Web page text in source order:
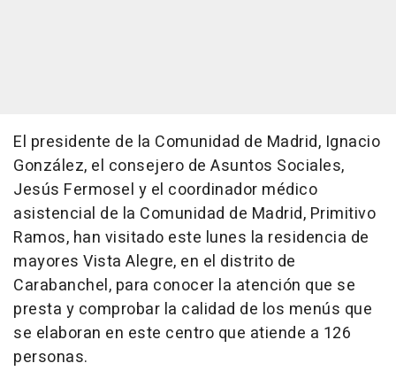
El presidente de la Comunidad de Madrid, Ignacio
González, el consejero de Asuntos Sociales,
Jesús Fermosel y el coordinador médico
asistencial de la Comunidad de Madrid, Primitivo
Ramos, han visitado este lunes la residencia de
mayores Vista Alegre, en el distrito de
Carabanchel, para conocer la atención que se
presta y comprobar la calidad de los menús que
se elaboran en este centro que atiende a 126
personas.